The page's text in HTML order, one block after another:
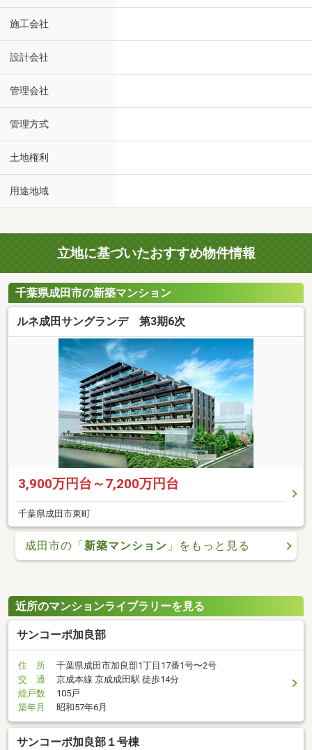
施工会社
設計会社
管理会社
管理方式
土地権利
用途地域
立地に基づいたおすすめ物件情報
千葉県成田市の新築マンション
ルネ成田サングランデ 第3期6次
3,900万円台～7,200万円台
千葉県成田市東町
成田市の「 新築マンション 」をもっと見る
近所のマンションライブラリーを見る
サンコーポ加良部
住 所
千葉県成田市加良部1丁目17番1号〜2号
交 通
京成本線 京成成田駅 徒歩14分
総戸数
105戸
築年月
昭和57年6月
サンコーポ加良部１号棟